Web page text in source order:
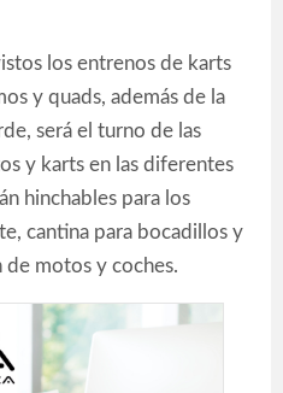
los entrenos de karts
y quads, además de la
será el turno de las
y karts en las diferentes
hinchables para los
cantina para bocadillos y
motos y coches.